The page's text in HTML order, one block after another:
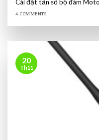
Cài đặt tần số bộ đàm
4 COMMENTS
20
Th11